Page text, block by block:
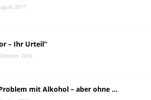
2017
– Ihr Urteil“
2016
mit Alkohol – aber ohne …